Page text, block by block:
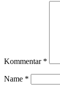
Kommentar *
Name *